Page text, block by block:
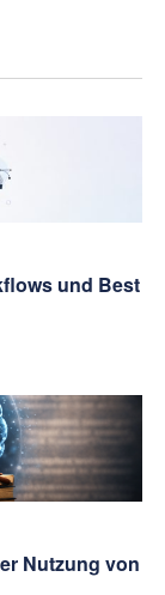
und Best
Nutzung von